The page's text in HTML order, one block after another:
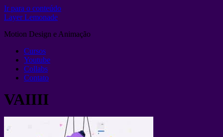
Ir para o conteúdo
Layer Lemonade
Motion Design e Animação
Cursos
Youtube
Collabs
Contato
VAIIII